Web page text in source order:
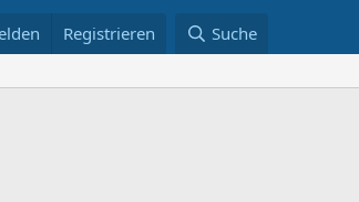
Registrieren Suche